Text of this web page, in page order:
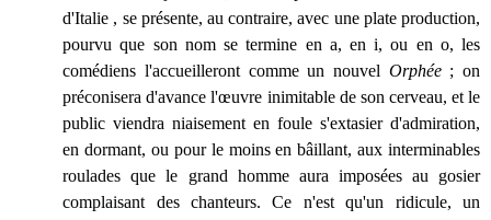
d'Italie , se présente, au contraire, avec une plate production,
pourvu que son nom se termine en a, en i, ou en o, les
comédiens l'accueilleront comme un nouvel Orphée ; on
préconisera d'avance l'œuvre inimitable de son cerveau, et le
public viendra niaisement en foule s'extasier d'admiration,
en dormant, ou pour le moins en bâillant, aux interminables
roulades que le grand homme aura imposées au gosier
complaisant des chanteurs. Ce n'est qu'un ridicule, un